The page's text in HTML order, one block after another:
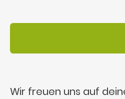
Wir freuen uns auf